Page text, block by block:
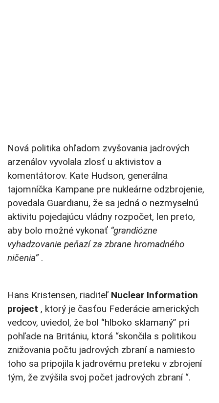
Nová politika ohľadom zvyšovania jadrových
arzenálov vyvolala zlosť u aktivistov a
komentátorov. Kate Hudson, generálna
tajomníčka Kampane pre nukleárne odzbrojenie,
povedala Guardianu, že sa jedná o nezmyselnú
aktivitu pojedajúcu vládny rozpočet, len preto,
aby bolo možné vykonať “grandiózne
vyhadzovanie peňazí za zbrane hromadného
ničenia”.
Hans Kristensen, riaditeľ Nuclear Information
project , ktorý je časťou Federácie amerických
vedcov, uviedol, že bol “hlboko sklamaný” pri
pohľade na Britániu, ktorá “skončila s politikou
znižovania počtu jadrových zbraní a namiesto
toho sa pripojila k jadrovému preteku v zbrojení
tým, že zvýšila svoj počet jadrových zbraní “.